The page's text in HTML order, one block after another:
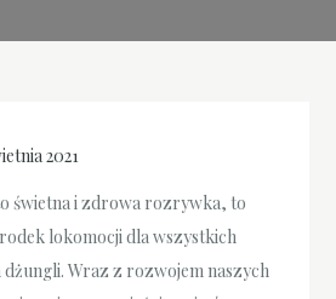
2021
świetna i zdrowa rozrywka, to
lokomocji dla wszystkich
Wraz z rozwojem naszych